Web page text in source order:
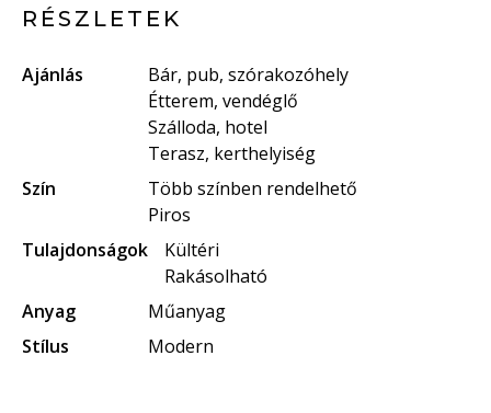
RÉSZLETEK
Ajánlás
Bár, pub, szórakozóhely
Étterem, vendéglő
Szálloda, hotel
Terasz, kerthelyiség
Szín
Több színben rendelhető
Piros
Tulajdonságok
Kültéri
Rakásolható
Anyag
Műanyag
Stílus
Modern